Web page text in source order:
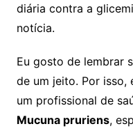
diária contra a
notícia.
Eu gosto de lembrar
de um jeito. Por isso,
um profissional de
Mucuna pruriens,